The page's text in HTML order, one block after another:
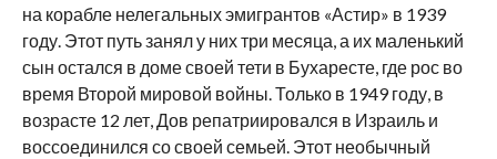
на корабле нелегальных эмигрантов «Астир» в 1939
году. Этот путь занял у них три месяца, а их маленький
сын остался в доме своей тети в Бухаресте, где рос во
время Второй мировой войны. Только в 1949 году, в
возрасте 12 лет, Дов репатриировался в Израиль и
воссоединился со своей семьей. Этот необычный